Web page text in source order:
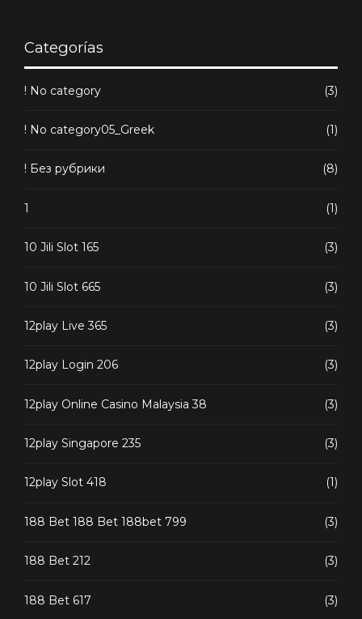
Categorías
! No category (3)
! No category05_Greek (1)
! Без рубрики (8)
1 (1)
10 Jili Slot 165 (3)
10 Jili Slot 665 (3)
12play Live 365 (3)
12play Login 206 (3)
12play Online Casino Malaysia 38 (3)
12play Singapore 235 (3)
12play Slot 418 (1)
188 Bet 188 Bet 188bet 799 (3)
188 Bet 212 (3)
188 Bet 617 (3)